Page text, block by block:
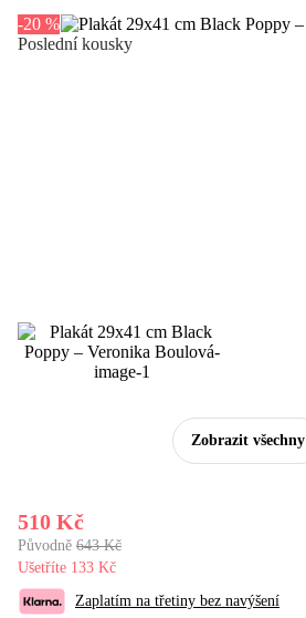
Zobrazit všechny
-20 %
Poslední kousky
510 Kč
Původně 643 Kč
Ušetříte 133 Kč
Zaplatím na třetiny bez navýšení